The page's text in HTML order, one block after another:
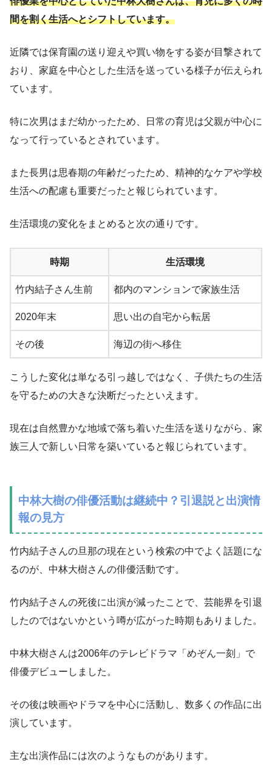
間を割く生活へとシフトしています。
近隣では保育園の送り迎えや買い物をする姿が目撃されて
おり、家庭を中心とした生活を送っている様子が伝えられ
ています。
特に次男はまだ幼かったため、日常の育児は父親が中心に
なって行っているとされています。
また長男は思春期の年齢だったため、精神的なケアや学校
生活への配慮も重要だったと報じられています。
生活環境の変化をまとめると次の通りです。
時期 生活環境
竹内結子さん生前 都内のマンションで家族生活
2020年末 思い出の自宅から転居
その後 海辺の街へ移住
こうした変化は単なる引っ越しではなく、子供たちの生活
を守るための大きな決断だったといえます。
現在は自然豊かな地域で落ち着いた生活を送りながら、家
族三人で新しい日常を築いていると報じられています。
中林大樹の俳優活動は継続中？引退説と出演情
報の見方
竹内結子さんの旦那の現在という検索の中でよく話題にな
るのが、中林大樹さんの俳優活動です。
竹内結子さんの死後に出演が減ったことで、芸能界を引退
したのではないかという噂が広がった時期もありました。
中林大樹さんは2006年のテレビドラマ「めぞん一刻」で
俳優デビューしました。
その後は映画やドラマを中心に活動し、数多くの作品に出
演しています。
主な出演作品には次のようなものがあります。